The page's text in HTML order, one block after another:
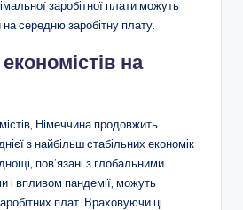
заробітної плати можуть
середню заробітну плату.
на
Німеччина продовжить
з найбільш стабільних економік
пов’язані з глобальними
і впливом пандемії, можуть
плат. Враховуючи ці